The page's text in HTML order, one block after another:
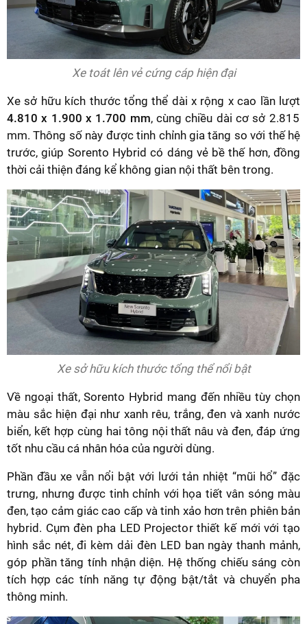
Xe toát lên vẻ cứng cáp hiện đại
Xe sở hữu kích thước tổng thể dài x rộng x cao lần lượt
4.810 x 1.900 x 1.700 mm, cùng chiều dài cơ sở 2.815
mm. Thông số này được tinh chỉnh gia tăng so với thế hệ
trước, giúp Sorento Hybrid có dáng vẻ bề thế hơn, đồng
thời cải thiện đáng kể không gian nội thất bên trong.
Xe sở hữu kích thước tổng thể nổi bật
Về ngoại thất, Sorento Hybrid mang đến nhiều tùy chọn
màu sắc hiện đại như xanh rêu, trắng, đen và xanh nước
biển, kết hợp cùng hai tông nội thất nâu và đen, đáp ứng
tốt nhu cầu cá nhân hóa của người dùng.
Phần đầu xe vẫn nổi bật với lưới tản nhiệt “mũi hổ” đặc
trưng, nhưng được tinh chỉnh với họa tiết vân sóng màu
đen, tạo cảm giác cao cấp và tinh xảo hơn trên phiên bản
hybrid. Cụm đèn pha LED Projector thiết kế mới với tạo
hình sắc nét, đi kèm dải đèn LED ban ngày thanh mảnh,
góp phần tăng tính nhận diện. Hệ thống chiếu sáng còn
tích hợp các tính năng tự động bật/tắt và chuyển pha
thông minh.